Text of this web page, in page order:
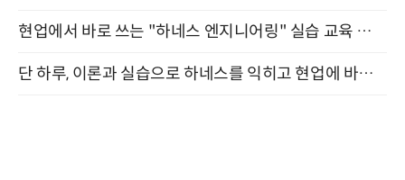
현업에서 바로 쓰는 "하네스 엔지니어링" 실습 교육 워크숍 8월 20일 개최
단 하루, 이론과 실습으로 하네스를 익히고 현업에 바로 쓰는 핸즈온 워크숍 (8/20)